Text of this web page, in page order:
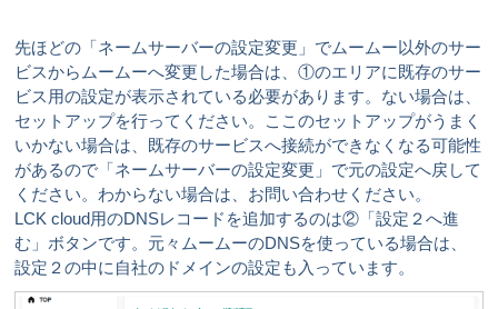
先ほどの「ネームサーバーの設定変更」でムームー以外のサー
ビスからムームーへ変更した場合は、①のエリアに既存のサー
ビス用の設定が表示されている必要があります。ない場合は、
セットアップを行ってください。ここのセットアップがうまく
いかない場合は、既存のサービスへ接続ができなくなる可能性
があるので「ネームサーバーの設定変更」で元の設定へ戻して
ください。わからない場合は、お問い合わせください。
LCK cloud用のDNSレコードを追加するのは②「設定２へ進
む」ボタンです。元々ムームーのDNSを使っている場合は、
設定２の中に自社のドメインの設定も入っています。